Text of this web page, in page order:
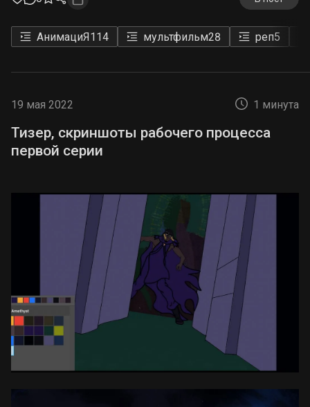
АнимациЯ114 мультфильм28 реп5
19 мая 2022 1 минута
Тизер, скриншоты рабочего процесса
первой серии